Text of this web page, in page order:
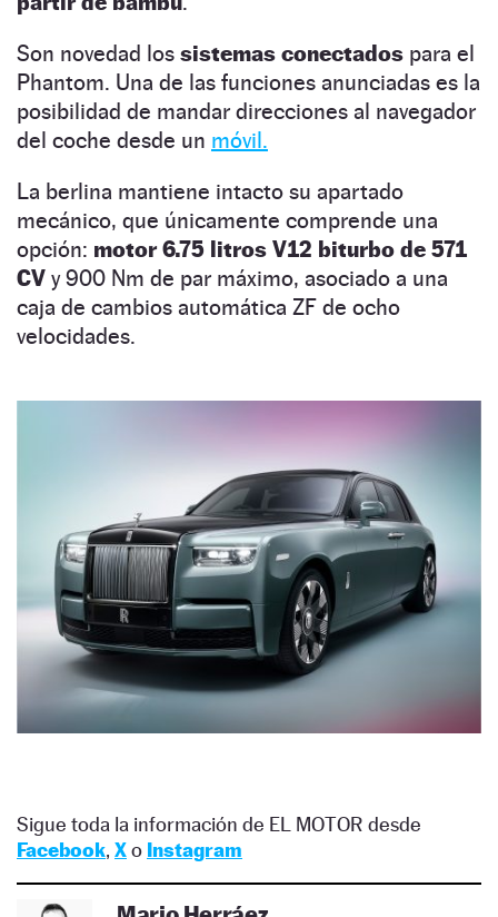
Son novedad los sistemas conectados para el
Phantom. Una de las funciones anunciadas es la
posibilidad de mandar direcciones al navegador
del coche desde un móvil.
La berlina mantiene intacto su apartado
mecánico, que únicamente comprende una
opción: motor 6.75 litros V12 biturbo de 571
CV y 900 Nm de par máximo, asociado a una
caja de cambios automática ZF de ocho
velocidades.
Sigue toda la información de EL MOTOR desde
Facebook, Xo Instagram